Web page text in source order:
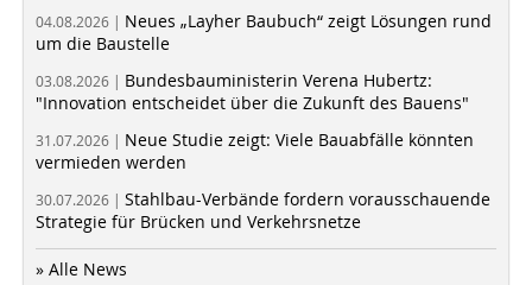
04.08.2026 | Neues „Layher Baubuch“ zeigt Lösungen rund
um die Baustelle
03.08.2026 | Bundesbauministerin Verena Hubertz:
"Innovation entscheidet über die Zukunft des Bauens"
31.07.2026 | Neue Studie zeigt: Viele Bauabfälle könnten
vermieden werden
30.07.2026 | Stahlbau-Verbände fordern vorausschauende
Strategie für Brücken und Verkehrsnetze
» Alle News